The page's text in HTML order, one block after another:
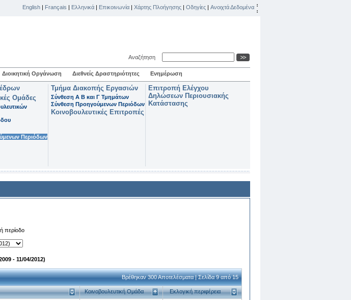
English | Français | Ελληνικά | Επικοινωνία | Χάρτης Πλοήγησης | Οδηγίες | Ανοιχτά Δεδομένα
Αναζήτηση
Διοικητική Οργάνωση Διεθνείς Δραστηριότητες Ενημέρωση
Ομάδες
Περιόδων
Τμήμα Διακοπής Εργασιών
Σύνθεση Α Β και Γ Τμημάτων
Σύνθεση Προηγούμενων Περιόδων
Κοινοβουλευτικές Επιτροπές
Επιτροπή Ελέγχου
Δηλώσεων Περιουσιακής
Κατάστασης
περίοδο
- 11/04/2012)
Βρέθηκαν 300 Αποτελέσματα | Σελίδα 9 από 15
Κοινοβουλευτική Ομάδα Εκλογική περιφέρεια